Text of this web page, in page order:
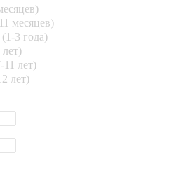
месяцев)
3 года)
лет)
лет)